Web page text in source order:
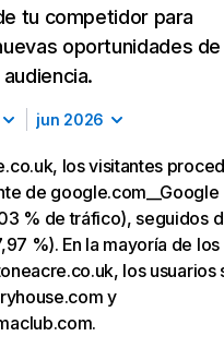
tu competidor para
oportunidades de
jun 2026
los visitantes
de google.com__Google
% de tráfico), seguidos
%). En la mayoría de
los usuarios
y